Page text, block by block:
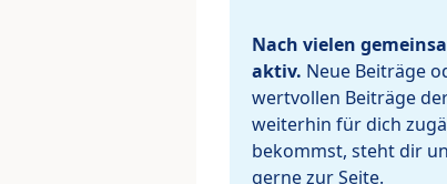
Nach vielen
aktiv. Neue Beiträge
wertvollen Beiträge
weiterhin für dich
bekommst, steht dir
gerne zur Seite.